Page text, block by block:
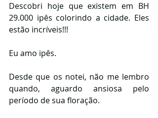
Descobri hoje que existem em BH
29.000 ipês colorindo a cidade. Eles
estão incríveis!!!
Eu amo ipês.
Desde que os notei, não me lembro
quando, aguardo ansiosa pelo
período de sua floração.